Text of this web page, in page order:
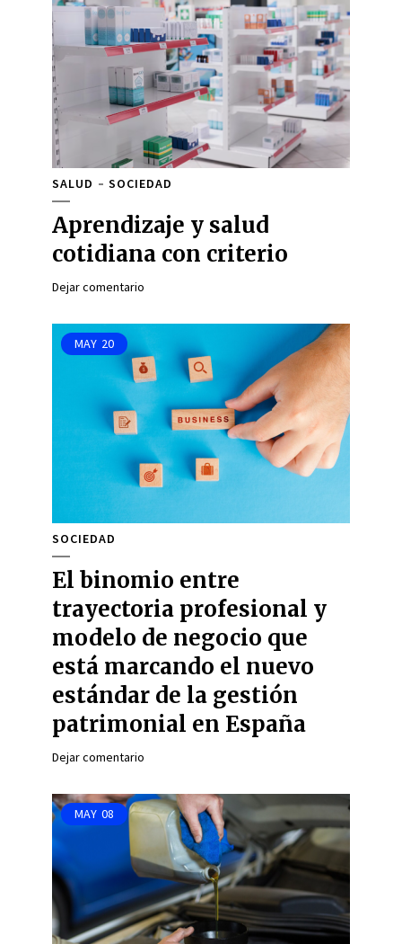
SALUD SOCIEDAD
Aprendizaje y salud
cotidiana con criterio
Dejar comentario
MAY 20
SOCIEDAD
El binomio entre
trayectoria profesional y
modelo de negocio que
está marcando el nuevo
estándar de la gestión
patrimonial en España
Dejar comentario
MAY 08